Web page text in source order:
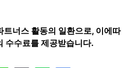
트너스 활동의 일환으로, 이에따
수수료를 제공받습니다.